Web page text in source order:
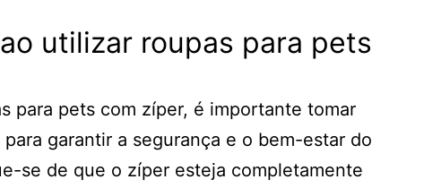
utilizar roupas para pets
para pets com zíper, é importante tomar
garantir a segurança e o bem-estar do
se de que o zíper esteja completamente